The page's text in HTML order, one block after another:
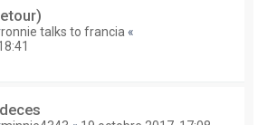
ronnie talks to francia «